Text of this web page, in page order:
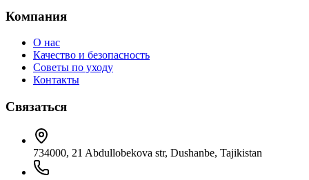
Компания
О нас
Качество и безопасность
Советы по уходу
Контакты
Связаться
734000, 21 Abdullobekova str, Dushanbe, Tajikistan